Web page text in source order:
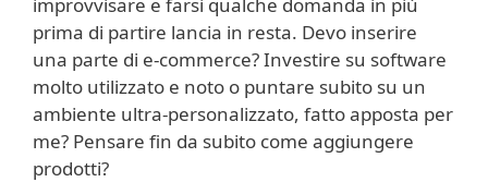
prima di partire lancia in resta. Devo inserire
una parte di e-commerce? Investire su software
molto utilizzato e noto o puntare subito su un
ambiente ultra-personalizzato, fatto apposta per
me? Pensare fin da subito come aggiungere
prodotti?